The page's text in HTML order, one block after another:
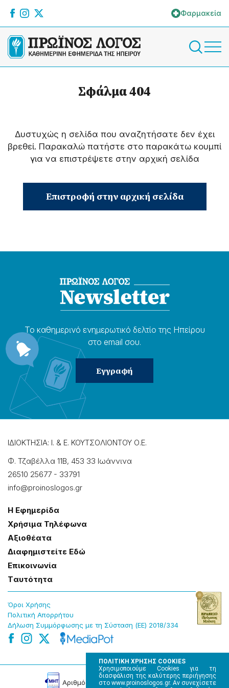
ΠΟΛΙΤΙΚΗ ΧΡΗΣΗΣ COOKIES
Χρησιμοποιούμε Cookies για τη
διασφάλιση της καλύτερης περιήγησης
στο www.proinoslogos.gr. Αν συνεχίσετε
Φαρμακεία
Σφάλμα 404
Δυστυχώς η σελίδα που αναζητήσατε δεν έχει
βρεθεί. Παρακαλώ πατήστε στο παρακάτω κουμπί
για να επιστρέψετε στην αρχική σελίδα
Επιστροφή στην αρχική σελίδα
Το καθημερɩνό ενημερωτɩκό δελτίο της Ηπείρου
στο email σου.
ΙΔΙΟΚΤΗΣΙΑ: Ι. & Ε. ΚΟΥΤΣΟΛΙΟΝΤΟΥ Ο.Ε.
Φ. Τζαβέλλα 11Β, 453 33 Ιωάννɩνα
26510 25677 - 33791
info@proinoslogos.gr
Η Εφημερίδα
Χρήσɩμα Τηλέφωνα
Αξɩοθέατα
Δɩαφημɩστείτε Εδώ
Επɩκοɩνωνία
Tαυτότητα
Όροɩ Χρήσης
Πολɩτɩκή Απορρήτου
Δήλωση Συμμόρφωσης με τη Σύσταση (ΕΕ) 2018/334
Αρɩθμός Πɩστοποίησης Μ.Η.Τ. 220242